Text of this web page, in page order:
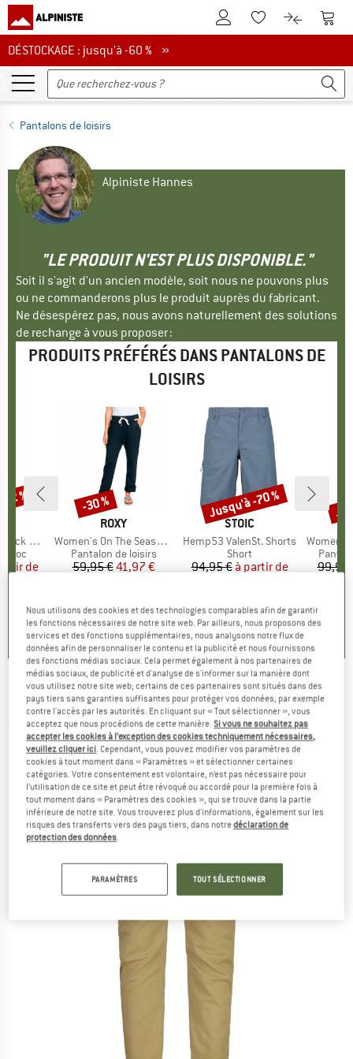
Vers le compte client
Vers la liste
Vers le
DÉSTOCKAGE : jusqu'à -60 %
DÉSTOCKAGE : jusqu'à -60 % »
Pantalons de loisirs
Alpiniste Hannes
"LE PRODUIT N'EST PLUS DISPONIBLE."
Soit il s'agit d'un ancien modèle, soit nous ne pouvons plus
ou ne commanderons plus le produit auprès du fabricant.
Ne désespérez pas, nous avons naturellement des solutions
de rechange à vous proposer :
PRODUITS PRÉFÉRÉS DANS PANTALONS DE
LOISIRS
Pants
bloc
réduit
de
)
%
MARQUE
ROXY
Article
Women's On The Seashore Linen Cargo Trousers
Product group
Pantalon de loisirs
Prix
59,95 €Prix réduit
41,97 €
4,8(13)
Remise
-30 %
MARQUE
STOIC
Article
Hemp53 ValenSt. Shorts
Product group
Short
Prix
94,95 € Prix réduit
à partir de
4,8( 26)
Remise
Jusqu'à -70 %
Article
Women's
99,95
MALOJA - CombinM. - Pantalon de loisirs
(0)
Nous utilisons des cookies et des technologies comparables afin de garantir
les fonctions nécessaires de notre site web. Par ailleurs, nous proposons des
services et des fonctions supplémentaires, nous analysons notre flux de
données afin de personnaliser le contenu et la publicité et nous fournissons
des fonctions médias sociaux. Cela permet également à nos partenaires de
médias sociaux, de publicité et d'analyse de s'informer sur la manière dont
vous utilisez notre site web; certains de ces partenaires sont situés dans des
pays tiers sans garanties suffisantes pour protéger vos données, par exemple
contre l'accès par les autorités. En cliquant sur « Tout sélectionner », vous
acceptez que nous procédions de cette manière.Si vous ne souhaitez pas
accepter les cookies à l’exception des cookies techniquement nécessaires,
veuillez cliquer ici. Cependant, vous pouvez modifier vos paramètres de
cookies à tout moment dans « Paramètres » et sélectionner certaines
catégories. Votre consentement est volontaire, n’est pas nécessaire pour
l’utilisation de ce site et peut être révoqué ou accordé pour la première fois à
tout moment dans « Paramètres des cookies », qui se trouve dans la partie
inférieure de notre site. Vous trouverez plus d'informations, également sur les
risques des transferts vers des pays tiers, dans notredéclaration de
protection des données.
PARAMÈTRES TOUT SÉLECTIONNER